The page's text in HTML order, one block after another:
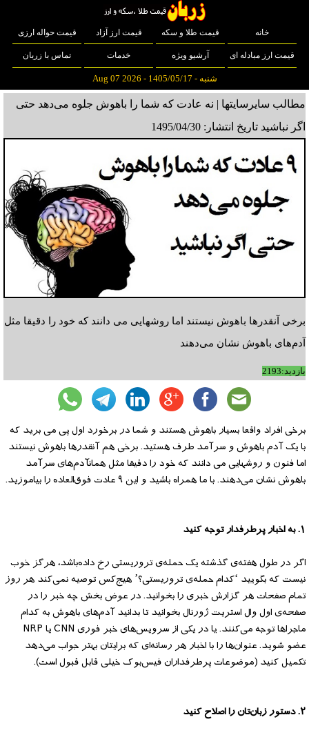
خانه قیمت طلا و سکه قیمت ارز آزاد قیمت حواله ارزی
قیمت ارز مبادله ای آرشیو ویژه خدمات تماس با زربان
شنبه - 1405/05/17 - Aug 07 2026
مطالب سایرسایتها | نه عادت که شما را باهوش جلوه می‌دهد حتی
اگر نباشید تاریخ انتشار: 1495/04/30
برخی آنقدرها باهوش نیستند اما روشهایی می دانند که خود را دقیقا مثل
آدم‌های باهوش نشان می‌دهند
بازدید:2193
برخی افراد واقعا بسیار باهوش هستند و شما در برخورد اول پی می برید که
با یک آدم باهوش و سرآمد طرف هستید. برخی هم آنقدرها باهوش نیستند
اما فنون و روشهایی می دانند که خود را دقیقا مثل همانآدم‌های سرآمد
باهوش نشان می‌دهند. با ما همراه باشید و این ۹ عادت فوق‌العاده را بیاموزید.
۱. به اخبار پرطرفدار توجه کنید
اگر در طول هفته‌ی گذشته یک حمله‌ی تروریستی رخ داده‌باشد، هرگز خوب
نیست که بگویید ‘کدام حمله‌ی تروریستی؟’ هیج‌کس توصیه نمی‌کند هر روز
تمام صفحات هر گزارش خبری را بخوانید. در عوض بخش چه خبر را در
صفحه‌ی اول وال استریت ژورنال بخوانید تا بدانید آدم‌های باهوش به کدام
ماجراها توجه می‌کنند. یا در یکی از سرویس‌های خبر فوری CNN یا NRP
عضو شوید. عنوان‌ها را با اخبار هر رسانه‌ای که برایتان بهتر جواب می‌دهد
تکمیل کنید (موضوعات پرطرفداران فیس‌بوک خیلی قابل قبول است).
۲. دستور زبان‌تان را اصلاح کنید